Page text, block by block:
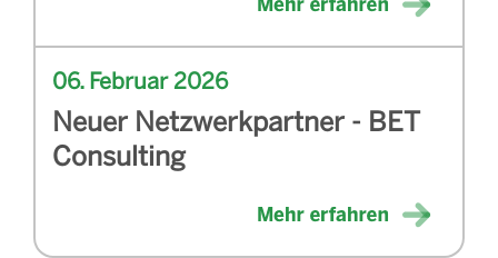
06. Februar 2026
Neuer Netzwerkpartner - BET
Consulting